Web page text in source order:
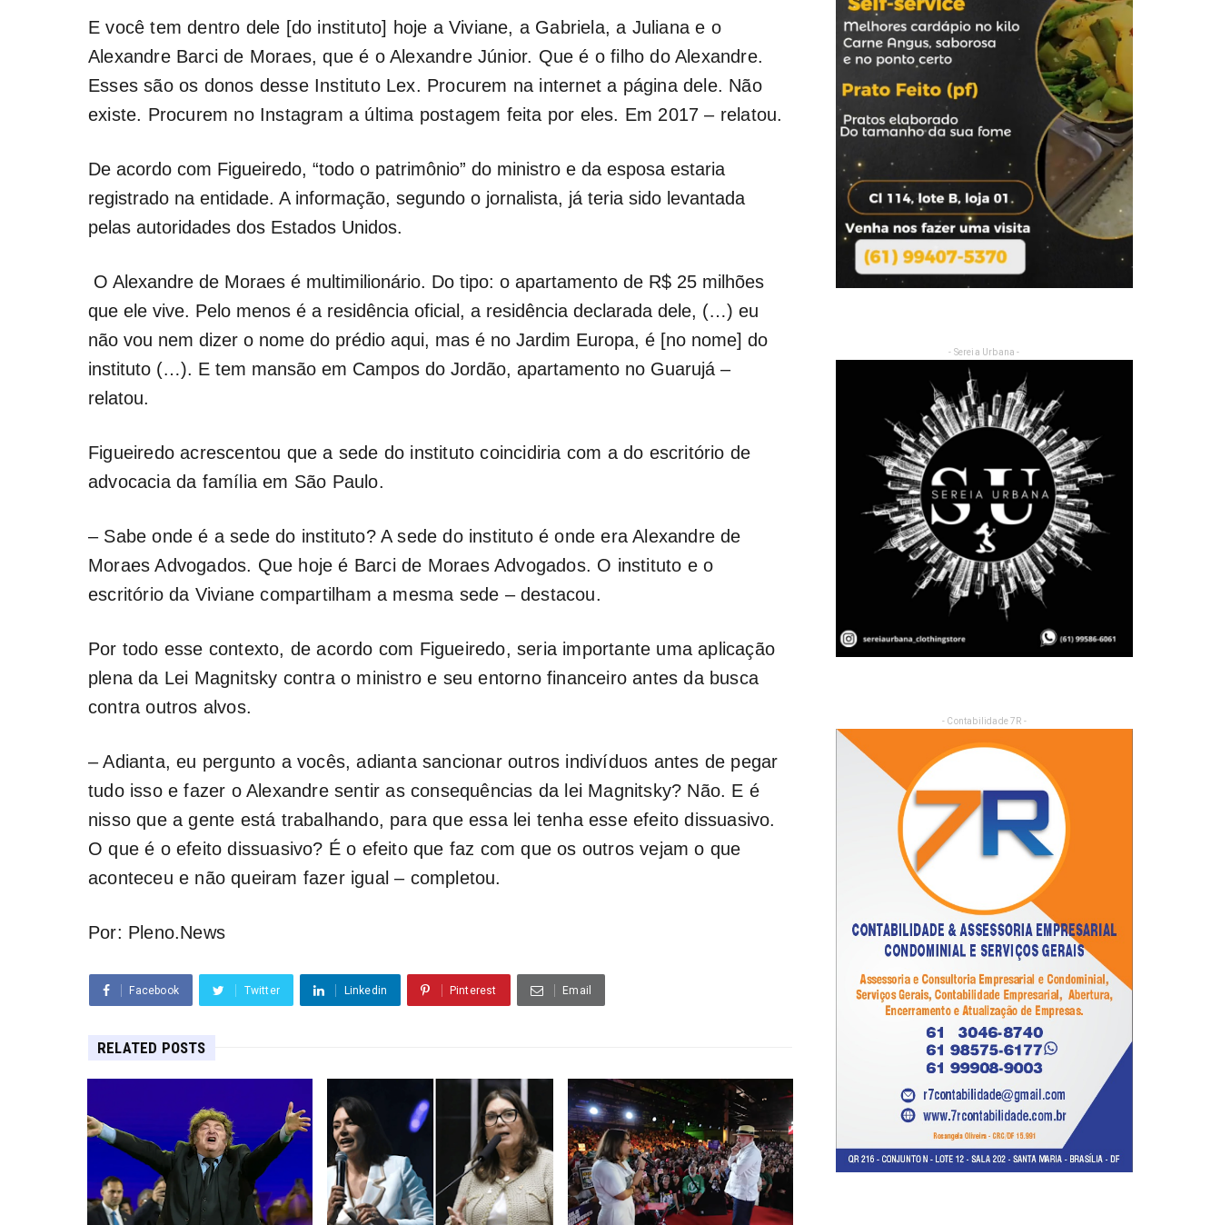
E você tem dentro dele [do instituto] hoje a Viviane, a Gabriela, a Juliana e o
Alexandre Barci de Moraes, que é o Alexandre Júnior. Que é o filho do Alexandre.
Esses são os donos desse Instituto Lex. Procurem na internet a página dele. Não
existe. Procurem no Instagram a última postagem feita por eles. Em 2017 – relatou.
De acordo com Figueiredo, “todo o patrimônio” do ministro e da esposa estaria
registrado na entidade. A informação, segundo o jornalista, já teria sido levantada
pelas autoridades dos Estados Unidos.
O Alexandre de Moraes é multimilionário. Do tipo: o apartamento de R$ 25 milhões
que ele vive. Pelo menos é a residência oficial, a residência declarada dele, (…) eu
não vou nem dizer o nome do prédio aqui, mas é no Jardim Europa, é [no nome] do
instituto (…). E tem mansão em Campos do Jordão, apartamento no Guarujá –
relatou.
Figueiredo acrescentou que a sede do instituto coincidiria com a do escritório de
advocacia da família em São Paulo.
– Sabe onde é a sede do instituto? A sede do instituto é onde era Alexandre de
Moraes Advogados. Que hoje é Barci de Moraes Advogados. O instituto e o
escritório da Viviane compartilham a mesma sede – destacou.
Por todo esse contexto, de acordo com Figueiredo, seria importante uma aplicação
plena da Lei Magnitsky contra o ministro e seu entorno financeiro antes da busca
contra outros alvos.
– Adianta, eu pergunto a vocês, adianta sancionar outros indivíduos antes de pegar
tudo isso e fazer o Alexandre sentir as consequências da lei Magnitsky? Não. E é
nisso que a gente está trabalhando, para que essa lei tenha esse efeito dissuasivo.
O que é o efeito dissuasivo? É o efeito que faz com que os outros vejam o que
aconteceu e não queiram fazer igual – completou.
Por: Pleno.News
Facebook Twitter Linkedin Pinterest Email
RELATED POSTS
- Sereia Urbana -
- Contabilidade 7R -